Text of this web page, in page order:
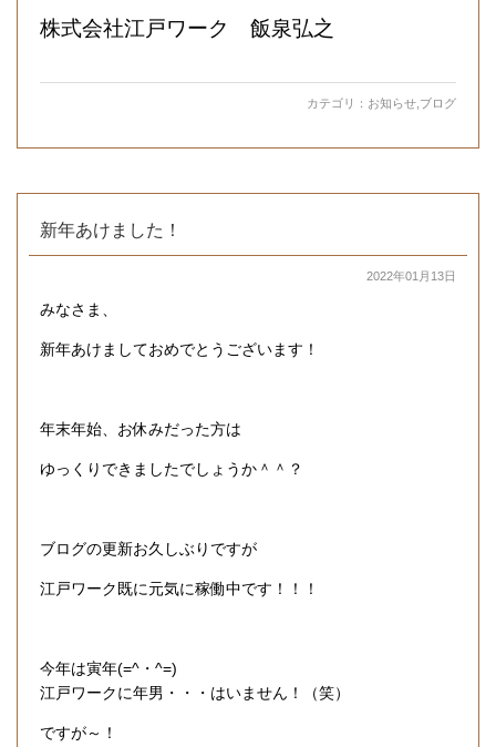
株式会社江戸ワーク 飯泉弘之
カテゴリ： お知らせ ブログ
新年あけました！
2022年01月13日
みなさま、
新年あけましておめでとうございます！
年末年始、お休みだった方は
ゆっくりできましたでしょうか＾＾？
ブログの更新お久しぶりですが
江戸ワーク既に元気に稼働中です！！！
今年は寅年(=^・^=)
江戸ワークに年男・・・はいません！（笑）
ですが～！